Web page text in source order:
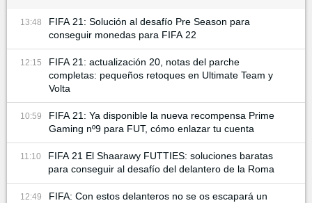
13:48
FIFA 21: Solución al desafío Pre Season para
conseguir monedas para FIFA 22
12:15
FIFA 21: actualización 20, notas del parche
completas: pequeños retoques en Ultimate Team y
Volta
10:59
FIFA 21: Ya disponible la nueva recompensa Prime
Gaming nº9 para FUT, cómo enlazar tu cuenta
11:10
FIFA 21 El Shaarawy FUTTIES: soluciones baratas
para conseguir al desafío del delantero de la Roma
12:49
FIFA: Con estos delanteros no se os escapará un